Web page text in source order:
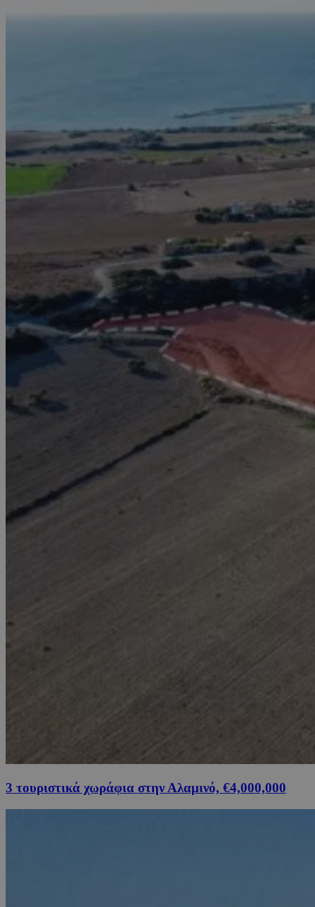
3 τουριστικά χωράφια στην Αλαμινό, €4,000,000